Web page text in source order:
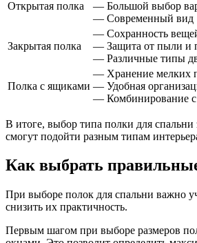
Открытая полка
— Большой выбор
— Современный вид
Закрытая полка
— Сохранность
— Защита от пыли и
— Различные типы
Полка с ящиками
— Хранение мелких
— Удобная
— Комбинирование
В итоге, выбор типа полки для
смогут подойти разным типам
Как выбрать
При выборе полок для спальни важно
снизить их практичность.
Первым шагом при выборе размеров